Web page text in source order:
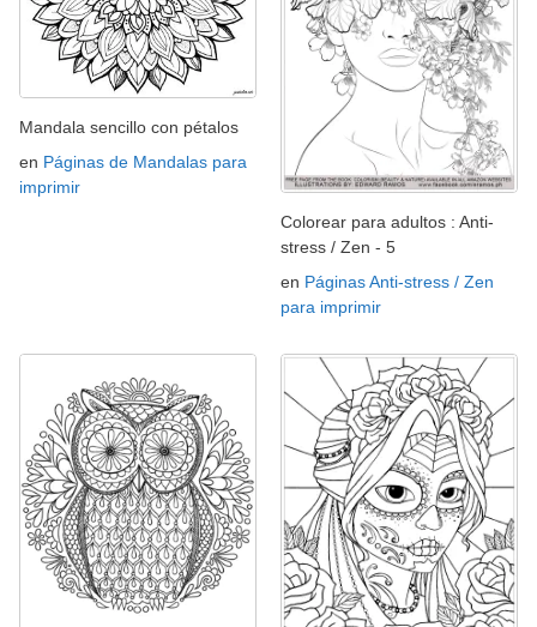
Mandala sencillo con pétalos
en Páginas de Mandalas para
imprimir
Colorear para adultos : Anti-
stress / Zen - 5
en Páginas Anti-stress / Zen
para imprimir